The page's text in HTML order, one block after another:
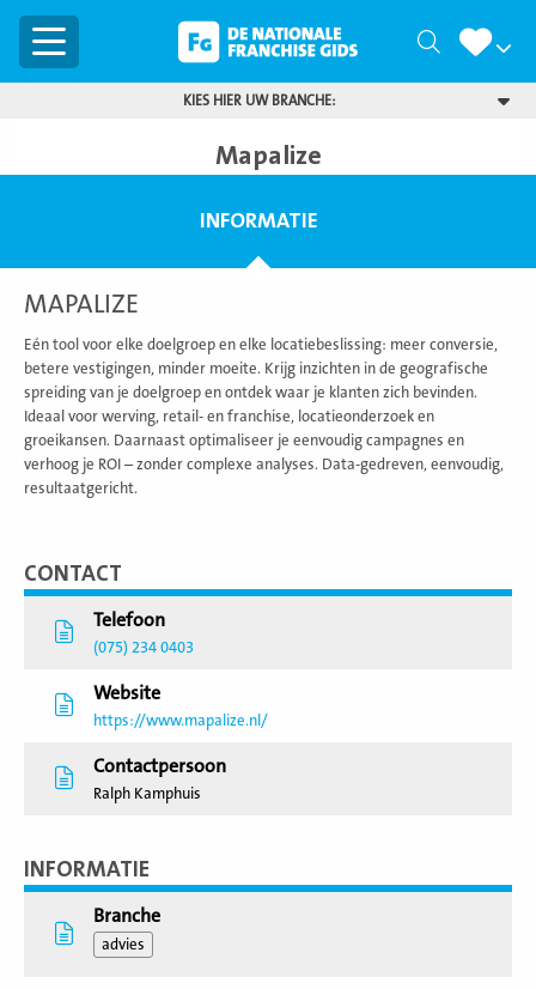
Menu Zoeken
KIES HIER UW BRANCHE:
Mapalize
INFORMATIE
MAPALIZE
Eén tool voor elke doelgroep en elke locatiebeslissing: meer conversie,
betere vestigingen, minder moeite. Krijg inzichten in de geografische
spreiding van je doelgroep en ontdek waar je klanten zich bevinden.
Ideaal voor werving, retail- en franchise, locatieonderzoek en
groeikansen. Daarnaast optimaliseer je eenvoudig campagnes en
verhoog je ROI – zonder complexe analyses. Data-gedreven, eenvoudig,
resultaatgericht.
CONTACT
Telefoon
(075) 234 0403
Website
https://www.mapalize.nl/
Contactpersoon
Ralph Kamphuis
INFORMATIE
Branche
advies